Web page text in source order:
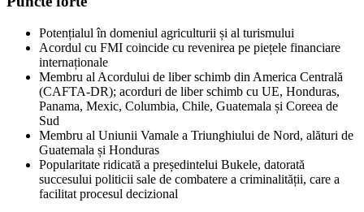
Potențialul în domeniul agriculturii și al turismului
Acordul cu FMI coincide cu revenirea pe piețele financiare
internaționale
Membru al Acordului de liber schimb din America Centrală
(CAFTA-DR); acorduri de liber schimb cu UE, Honduras,
Panama, Mexic, Columbia, Chile, Guatemala și Coreea de
Sud
Membru al Uniunii Vamale a Triunghiului de Nord, alături de
Guatemala și Honduras
Popularitate ridicată a președintelui Bukele, datorată
succesului politicii sale de combatere a criminalității, care a
facilitat procesul decizional